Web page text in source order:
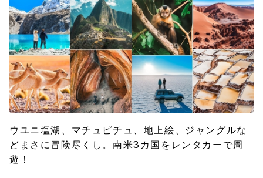
ウユニ塩湖、マチュピチュ、地上絵、ジャングルな
どまさに冒険尽くし。南米3カ国をレンタカーで周
遊！